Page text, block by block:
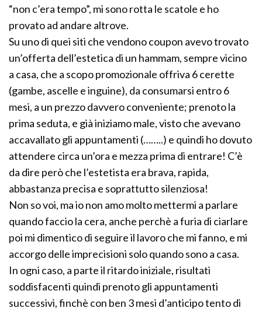
“non c’era tempo”, mi sono rotta le scatole e ho
provato ad andare altrove.
Su uno di quei siti che vendono coupon avevo trovato
un’offerta dell’estetica di un hammam, sempre vicino
a casa, che a scopo promozionale offriva 6 cerette
(gambe, ascelle e inguine), da consumarsi entro 6
mesi, a un prezzo davvero conveniente; prenoto la
prima seduta, e già iniziamo male, visto che avevano
accavallato gli appuntamenti (……..) e quindi ho dovuto
attendere circa un’ora e mezza prima di entrare! C’è
da dire però che l’estetista era brava, rapida,
abbastanza precisa e soprattutto silenziosa!
Non so voi, ma io non amo molto mettermi a parlare
quando faccio la cera, anche perchè a furia di ciarlare
poi mi dimentico di seguire il lavoro che mi fanno, e mi
accorgo delle imprecisioni solo quando sono a casa.
In ogni caso, a parte il ritardo iniziale, risultati
soddisfacenti quindi prenoto gli appuntamenti
successivi, finchè con ben 3 mesi d’anticipo tento di